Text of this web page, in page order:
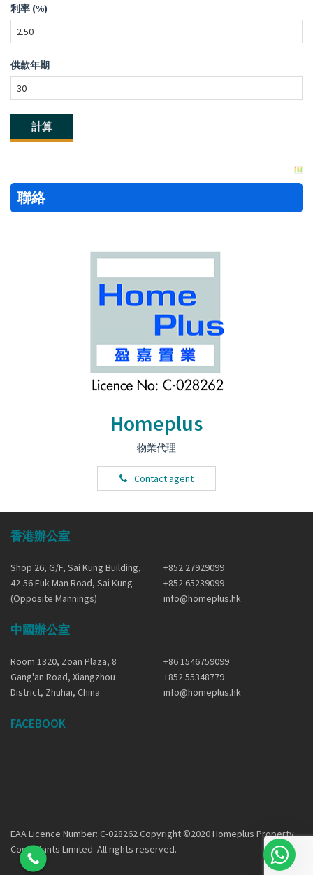
利率 (%)
供款年期
聯絡
Homeplus
物業代理
Contact agent
香港辦公室
Shop 26, G/F, Sai Kung Building,
42-56 Fuk Man Road, Sai Kung
(Opposite Mannings)
+852 27929099
+852 65239099
info@homeplus.hk
中國辦公室
Room 1320, Zoan Plaza, 8
Gang'an Road, Xiangzhou
District, Zhuhai, China
+86 1546759099
+852 55348779
info@homeplus.hk
FACEBOOK
EAA Licence Number: C-028262 Copyright ©2020 Homeplus Property
Consultants Limited. All rights reserved.